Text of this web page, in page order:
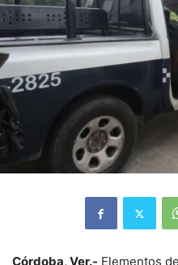
Córdoba, Ver.- Elementos